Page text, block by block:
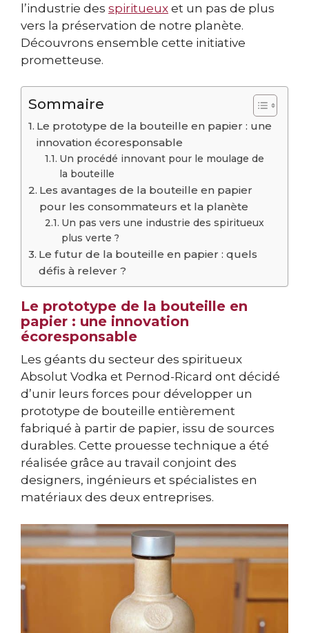
l’industrie des spiritueux et un pas de plus
vers la préservation de notre planète.
Découvrons ensemble cette initiative
prometteuse.
Sommaire
Le prototype de la bouteille en papier : une
innovation écoresponsable
Un procédé innovant pour le moulage de
la bouteille
Les avantages de la bouteille en papier
pour les consommateurs et la planète
Un pas vers une industrie des spiritueux
plus verte ?
Le futur de la bouteille en papier : quels
défis à relever ?
Le prototype de la bouteille en
papier : une innovation
écoresponsable
Les géants du secteur des spiritueux
Absolut Vodka et Pernod-Ricard ont décidé
d’unir leurs forces pour développer un
prototype de bouteille entièrement
fabriqué à partir de papier, issu de sources
durables. Cette prouesse technique a été
réalisée grâce au travail conjoint des
designers, ingénieurs et spécialistes en
matériaux des deux entreprises.